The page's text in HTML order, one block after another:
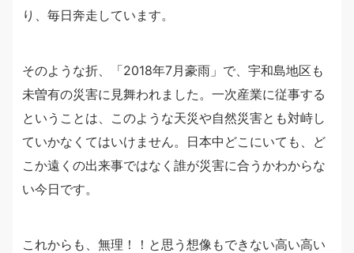
り、毎日奔走しています。
そのような折、「2018年7月豪雨」で、宇和島地区も
未曽有の災害に見舞われました。一次産業に従事する
ということは、このような天災や自然災害とも対峙し
ていかなくてはいけません。日本中どこにいても、ど
こか遠くの出来事ではなく誰が災害に合うかわからな
い今日です。
これからも、無理！！と思う想像もできない高い高い